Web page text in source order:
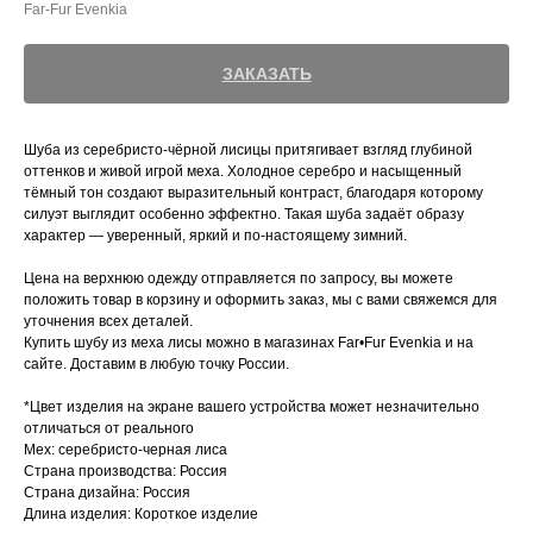
Far-Fur Evenkia
ЗАКАЗАТЬ
Шуба из серебристо-чёрной лисицы притягивает взгляд глубиной
оттенков и живой игрой меха. Холодное серебро и насыщенный
тёмный тон создают выразительный контраст, благодаря которому
силуэт выглядит особенно эффектно. Такая шуба задаёт образу
характер — уверенный, яркий и по-настоящему зимний.
Цена на верхнюю одежду отправляется по запросу, вы можете
положить товар в корзину и оформить заказ, мы с вами свяжемся для
уточнения всех деталей.
Купить шубу из меха лисы можно в магазинах Far•Fur Evenkia и на
сайте. Доставим в любую точку России.
*Цвет изделия на экране вашего устройства может незначительно
отличаться от реального
Мех: серебристо-черная лиса
Страна производства: Россия
Страна дизайна: Россия
Длина изделия: Короткое изделие